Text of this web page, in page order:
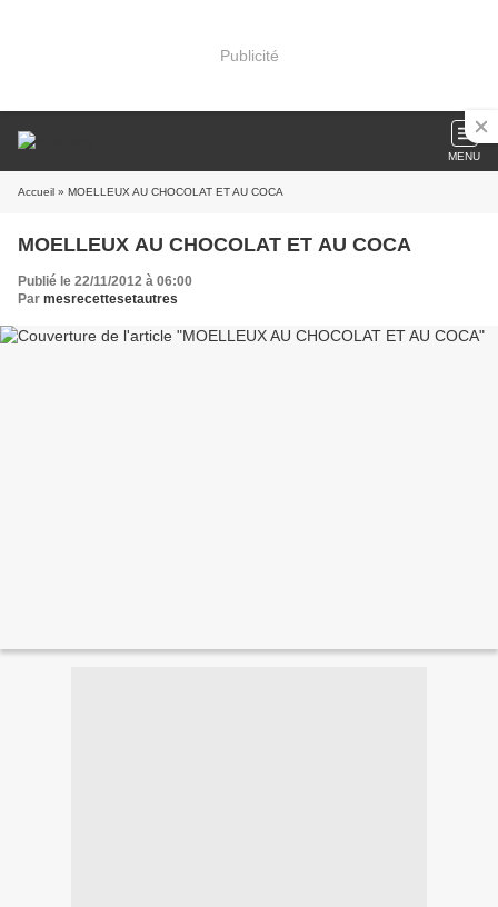
Publicité
MENU
Accueil » MOELLEUX AU CHOCOLAT ET AU COCA
MOELLEUX AU CHOCOLAT ET AU COCA
Publié le 22/11/2012 à 06:00
Par mesrecettesetautres